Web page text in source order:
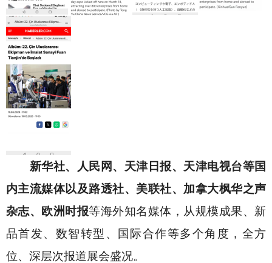
新华社、人民网、天津日报、天津电视台等国
内主流媒体以及路透社、美联社、加拿大枫华之声
杂志、欧洲时报等海外知名媒体，从规模成果、新
品首发、数智转型、国际合作等多个角度，全方
位、深层次报道展会盛况。